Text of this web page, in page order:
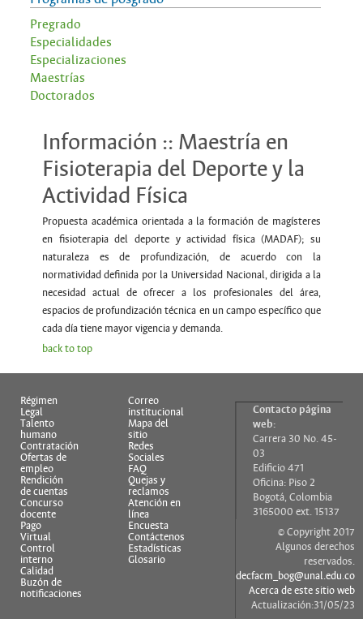
Pregrado
Especialidades
Especializaciones
Maestrías
Doctorados
Información :: Maestría en
Fisioterapia del Deporte y la
Actividad Física
Propuesta académica orientada a la formación de magísteres
en fisioterapia del deporte y actividad física (MADAF); su
naturaleza es de profundización, de acuerdo con la
normatividad definida por la Universidad Nacional, dirigida a la
necesidad actual de ofrecer a los profesionales del área,
espacios de profundización técnica en un campo específico que
cada día tiene mayor vigencia y demanda.
back to top
Régimen
Legal
Talento
humano
Contratación
Ofertas de
empleo
Rendición
de cuentas
Concurso
docente
Pago
Virtual
Control
interno
Calidad
Buzón de
notificaciones
Correo
institucional
Mapa del
sitio
Redes
Sociales
FAQ
Quejas y
reclamos
Atención en
línea
Encuesta
Contáctenos
Estadísticas
Glosario
Contacto página
web:
Carrera 30 No. 45-
03
Edificio 471
Oficina: Piso 2
Bogotá, Colombia
3165000 ext. 15137
© Copyright 2017
Algunos derechos
reservados.
decfacm_bog@unal.edu.co
Acerca de este sitio web
Actualización:31/05/23